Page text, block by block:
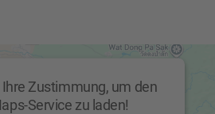
Zustimmung, um den
Service zu laden!